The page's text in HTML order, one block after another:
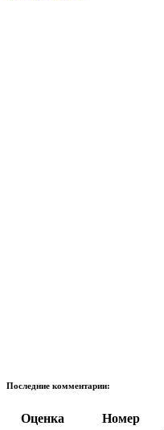
Последние комментарии:
Оценка Номер